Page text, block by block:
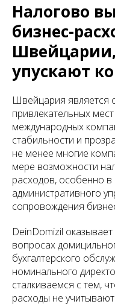
Налогово
бизнес-
упускают
Швейцария является
привлекательных
международных
стабильности и
не менее многие
мере возможности
расходов, особенно
административного
сопровождения
DeinDomizil
вопросах
бухгалтерского
номинального
сталкиваемся с тем,
расходы не